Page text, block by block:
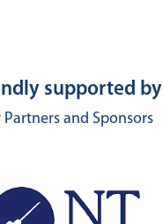
supported by
Partners and Sponsors